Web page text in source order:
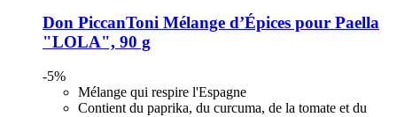
Don PiccanToni Mélange d’Épices pour Paella
"LOLA", 90 g
-5%
Mélange qui respire l'Espagne
Contient du paprika, du curcuma, de la tomate et du